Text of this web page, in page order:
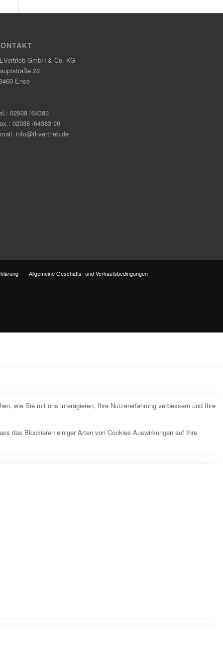
Vertrieb GmbH & Co. KG
22
Ense
02938 /64383
02938 /64383 99
info@tl-vertrieb.de
Allgemeine Geschäfts- und Verkaufsbedingungen
wie Sie mit uns interagieren, Ihre Nutzererfahrung verbessern und Ihre
das Blockieren einiger Arten von Cookies Auswirkungen auf Ihre